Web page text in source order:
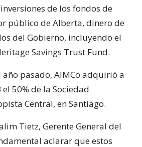
de los fondos de
público de Alberta, dinero de
del Gobierno, incluyendo el
Savings Trust Fund.
año pasado, AIMCo adquirió a
el 50% de la Sociedad
Central, en Santiago.
Tietz, Gerente General del
aclarar que estos